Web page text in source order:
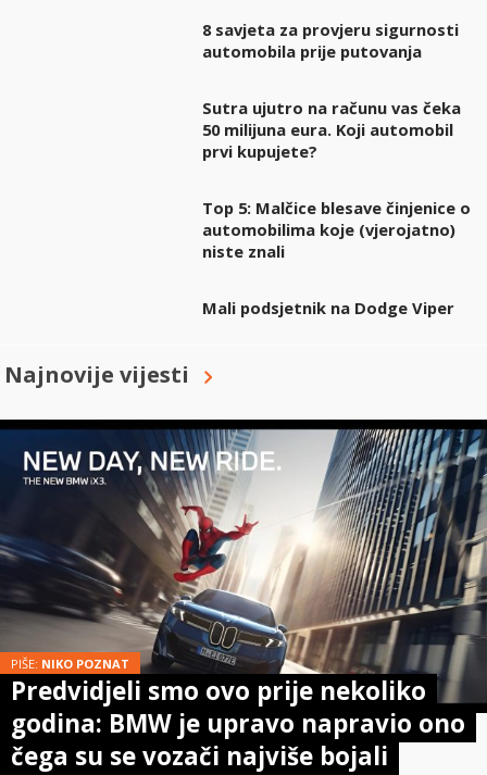
8 savjeta za provjeru sigurnosti
automobila prije putovanja
Sutra ujutro na računu vas čeka
50 milijuna eura. Koji automobil
prvi kupujete?
Top 5: Malčice blesave činjenice o
automobilima koje (vjerojatno)
niste znali
Mali podsjetnik na Dodge Viper
Najnovije vijesti
PIŠE: NIKO POZNAT
Predvidjeli smo ovo prije nekoliko
godina: BMW je upravo napravio ono
čega su se vozači najviše bojali